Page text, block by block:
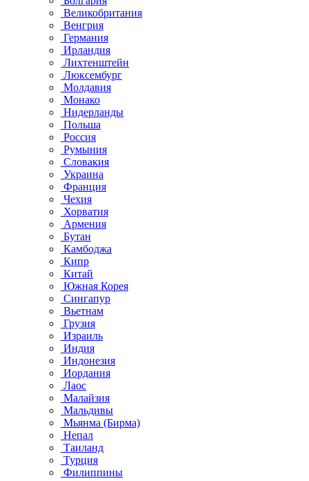
Великобритания
Венгрия
Германия
Ирландия
Лихтенштейн
Люксембург
Молдавия
Монако
Нидерланды
Польша
Россия
Румыния
Словакия
Украина
Франция
Чехия
Хорватия
Армения
Бутан
Камбоджа
Кипр
Китай
Южная Корея
Сингапур
Вьетнам
Грузия
Израиль
Индия
Индонезия
Иордания
Лаос
Малайзия
Мальдивы
Мьянма (Бирма)
Непал
Таиланд
Турция
Филиппины